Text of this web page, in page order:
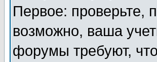
Первое: проверьте,
возможно, ваша
форумы требуют,